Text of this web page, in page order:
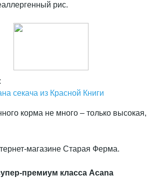
рис.
секача из Красной Книги
корма не много – только высокая,
магазине Старая Ферма.
премиум класса Acana